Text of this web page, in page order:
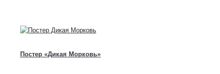
Постер «Дикая Морковь»